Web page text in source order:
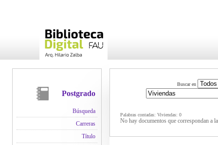
Postgrado
Búsqueda
Carreras
Título
Buscar en
Palabras contadas: Viviendas: 0
No hay documentos que correspondan a